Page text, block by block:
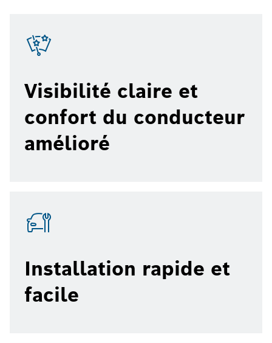
Visibilité claire et
confort du conducteur
amélioré
Installation rapide et
facile